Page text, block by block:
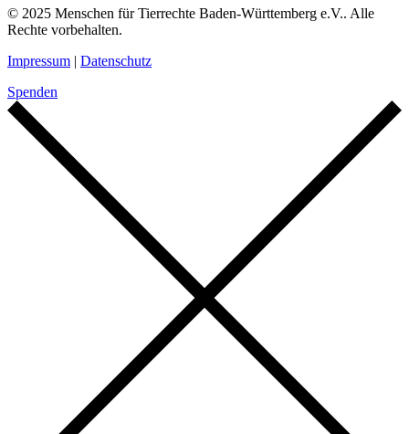
© 2025 Menschen für Tierrechte Baden-Württemberg e.V.. Alle
Rechte vorbehalten.
Impressum | Datenschutz
Spenden